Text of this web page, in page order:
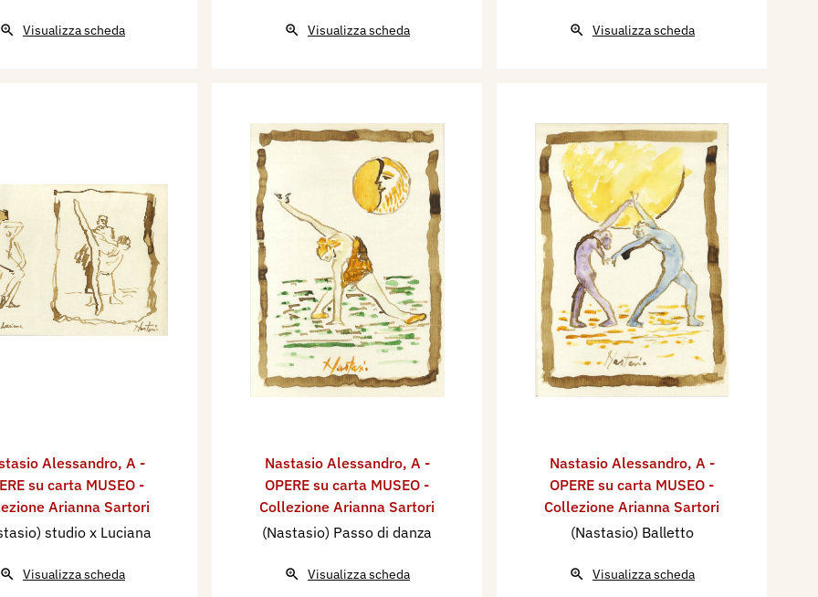
Visualizza scheda Visualizza scheda Visualizza scheda
Alessandro, A -
su carta MUSEO -
Arianna Sartori
studio x Luciana
Visualizza scheda
Nastasio Alessandro, A -
OPERE su carta MUSEO -
Collezione Arianna Sartori
(Nastasio) Passo di danza
Visualizza scheda
Nastasio Alessandro, A -
OPERE su carta MUSEO -
Collezione Arianna Sartori
(Nastasio) Balletto
Visualizza scheda